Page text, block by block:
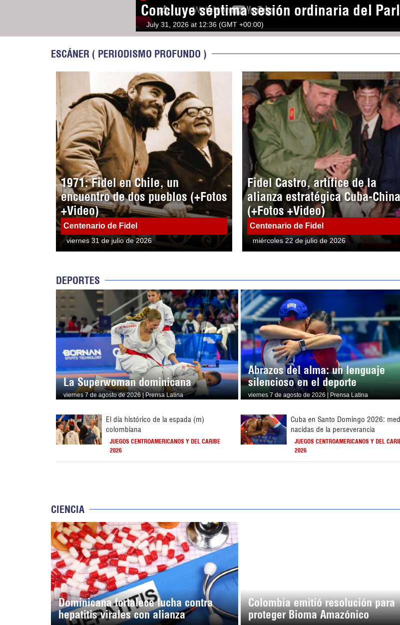
Concluye séptima sesión ordinaria del
July 31, 2026 at 12:36 (GMT +00:00)
ESCÁNER ( PERIODISMO PROFUNDO )
1971: Fidel en Chile, un
encuentro de dos pueblos (+Fotos
+Video)
Centenario de Fidel
viernes 31 de julio de 2026
Fidel Castro, artífice de la
alianza estratégica Cuba-
(+Fotos +Video)
Centenario de Fidel
miércoles 22 de julio de 2026
DEPORTES
La Superwoman dominicana
viernes 7 de agosto de 2026 | Prensa Latina
Abrazos del alma: un lenguaje
silencioso en el deporte
viernes 7 de agosto de 2026 | Prensa Latina
El día histórico de la espada (m)
colombiana
JUEGOS CENTROAMERICANOS Y DEL CARIBE
2026
Cuba en Santo Domingo 2026:
nacidas de la perseverancia
JUEGOS CENTROAMERICANOS Y DEL
2026
CIENCIA
Dominicana fortalece lucha contra
hepatitis virales con alianza
Colombia emitió resolución para
proteger Bioma Amazónico